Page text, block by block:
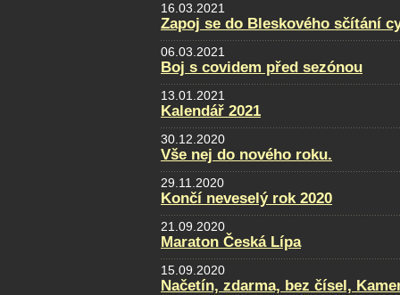
16.03.2021
Zapoj se do Bleskového sčítání
06.03.2021
Boj s covidem před sezónou
13.01.2021
Kalendář 2021
30.12.2020
Vše nej do nového roku.
29.11.2020
Končí neveselý rok 2020
21.09.2020
Maraton Česká Lípa
15.09.2020
Načetín, zdarma, bez čísel,